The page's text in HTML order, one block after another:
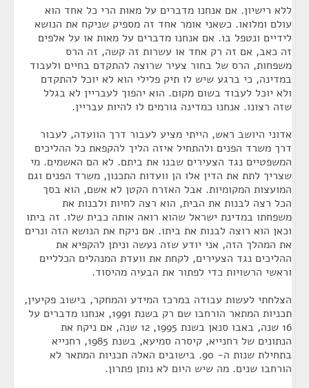
ללא רישיון. אם אנחנו מדברים על מאות הרי כל אחד הוא
עולם ומלואו. כשאני אומר אחד זה מספיק שניקח את הנושא
לידיים ונטפל בו. אם אנחנו מדברים על מאות או על אלפים
זה כאב, אם זה רק אחד או עשרות זה קשה, זה הרס
משפחות, הרס של בחור צעיר שרוצה להתקדם בחיים ולעבוד
במדינה, כי ברגע שיש לו תיק פלילי הוא לא יוכל להתקדם
ולא יוכל לעבוד בשום מקום. הוא יהפוך לעבריין לא בגלל
שזה רצונו. אנחנו כמדינה גורמים לו להיות עבריין.
אדוני היושב ראש, הייתי מציע לעבור דרך הוועדה, לעבור
דרך משרד הפנים ולהתחיל איזה הליך להקפאת כל ההליכים
המשפטיים נגד הצעירים שבנו את ביתם. לא הם האשמים. מי
שצריך לתת את הדין אלו הן וועדות התכנון, משרד הפנים וגם
המועצות המקומיות. אבל האזרח הקטן לא אשם, הוא בסך
הכל רצה לבנות את הבית, הוא רצה לחיות ולבנות את
משפחתו במדינת ישראל שהוא רואה אותה כבית שלו. זה ביתו
וכאן הוא רוצה לבנות את ביתו. אם ניקח את הנושא הזה ונרים
את המהלך הזה, אני יודע שזה נעשה וניתן להקפיא את
ההליכים נגד הצעירים, לקחת את וועדת המנהלים הכלליים
וראשי הרשויות כדי לפתור את הבעיה מהיסוד.
הצלחתי לעשות עבודה במרכז המידע והמחקר, בישוב פקיעין,
תכניות המתאר הורחבו שם רק בשנת 1991, אנחנו מדברים על
16 שנה, באבו סנאן בשנת 1995, 12 שנה, אם ניקח את
הנתונים של רחנייא, קיסרה סמיעא, בשנת 1985, רחנייא
בתחילת שנות ה- 90. בישובים האלה תכניות המתאר לא
הורחבו שנים. מה שיש היום לא נותן פתרון.